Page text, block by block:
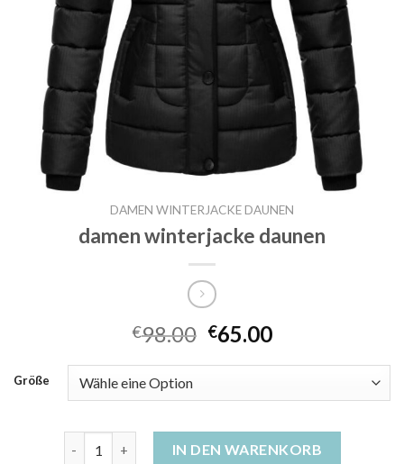
DAMEN WINTERJACKE DAUNEN
damen winterjacke daunen
€98.00 €65.00
Größe
IN DEN WARENKORB